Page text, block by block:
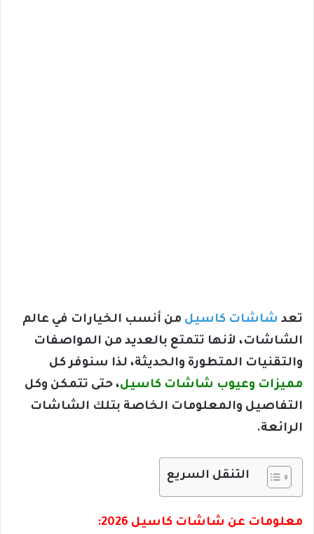
تعد شاشات كاسيل من أنسب الخيارات في عالم
الشاشات، لأنها تتمتع بالعديد من المواصفات
والتقنيات المتطورة والحديثة، لذا سنوفر كل
مميزات وعيوب شاشات كاسيل، حتى تتمكن وكل
التفاصيل والمعلومات الخاصة بتلك الشاشات
الرائعة.
التنقل السريع
معلومات عن شاشات كاسيل 2026: